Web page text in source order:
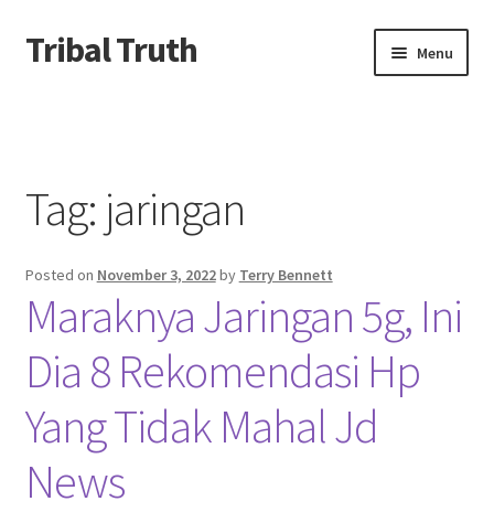
Skip
to
Skip
to
Tribal Truth Menu
Contact us
Privacy Policy
Tag: jaringan
Posted on November 3, 2022by Terry Bennett
Maraknya Jaringan 5g, Ini
Dia 8 Rekomendasi Hp
Yang Tidak Mahal Jd
News